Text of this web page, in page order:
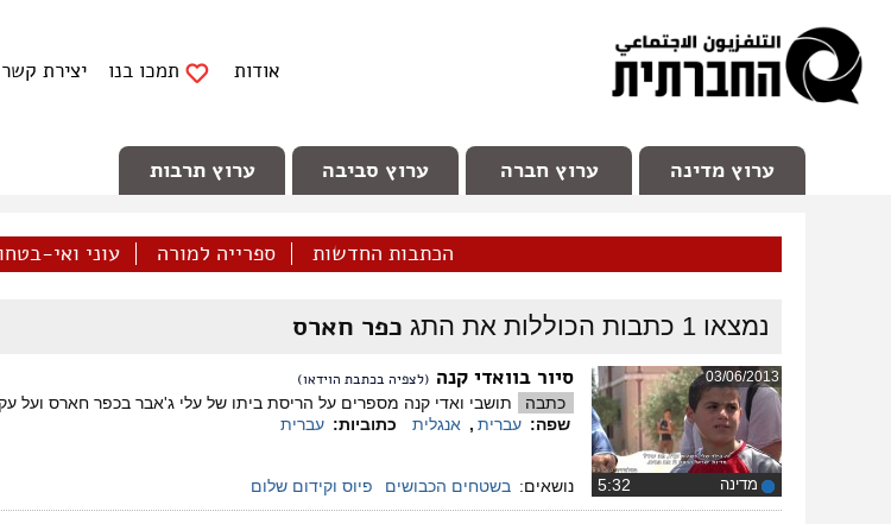
אודות תמכו בנו יצירת קשר
ערוץ מדינה ערוץ חברה ערוץ סביבה ערוץ תרבות
הכתבות החדשות ספרייה למורה עוני ואי-
נמצאו 1 כתבות הכוללות את התג כפר חארס
03/06/2013
מדינה
סיור בוואדי קנה (לצפיה בכתבת הוידאו)
כתבה
תושבי ואדי קנה מספרים על הריסת ביתו של עלי ג'אבר בכפר חארס ועל עקירת 1,500 עצי זית בדיר איסתא בטענה שהם ניטעו אחרי שהאזור הוכרז
שפה: עברית , אנגלית כתוביות: עברית
נושאים: בשטחים הכבושים פיוס וקידום שלום